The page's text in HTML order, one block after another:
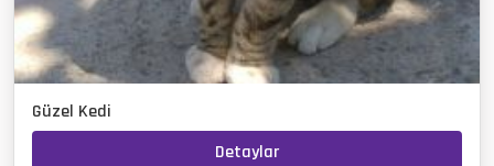
Güzel Kedi
Detaylar